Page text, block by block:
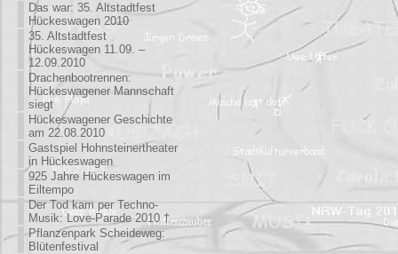
Das war: 35. Altstadtfest
Hückeswagen 2010
35. Altstadtfest
Hückeswagen 11.09. –
12.09.2010
Drachenbootrennen:
Hückeswagener Mannschaft
siegt
Hückeswagener Geschichte
am 22.08.2010
Gastspiel Hohnsteinertheater
in Hückeswagen
925 Jahre Hückeswagen im
Eiltempo
Der Tod kam per Techno-
Musik: Love-Parade 2010 †
Pflanzenpark Scheideweg:
Blütenfestival